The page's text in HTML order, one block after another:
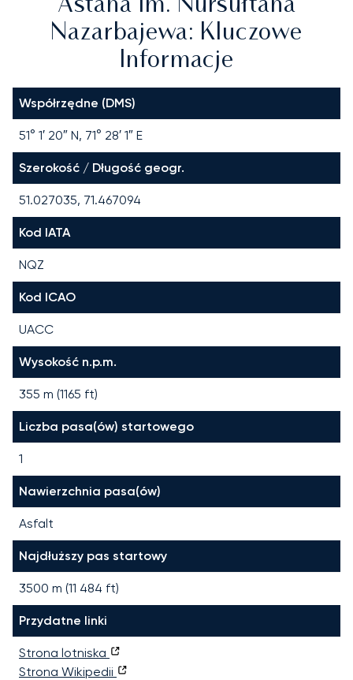
Astana Im. Nursułtana
Nazarbajewa: Kluczowe
Informacje
Współrzędne (DMS)
51° 1′ 20″ N, 71° 28′ 1″ E
Szerokość / Długość geogr.
51.027035, 71.467094
Kod IATA
NQZ
Kod ICAO
UACC
Wysokość n.p.m.
355 m (1165 ft)
Liczba pasa(ów) startowego
1
Nawierzchnia pasa(ów)
Asfalt
Najdłuższy pas startowy
3500 m (11 484 ft)
Przydatne linki
Strona lotniska
Strona Wikipedii